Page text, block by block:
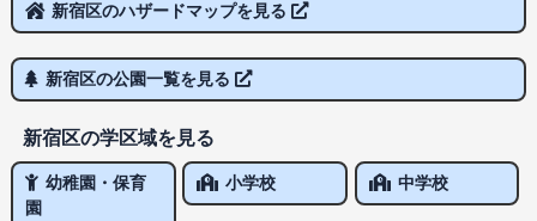
新宿区のハザードマップを見る
新宿区の公園一覧を見る
新宿区の学区域を見る
幼稚園・保育
園
小学校 中学校